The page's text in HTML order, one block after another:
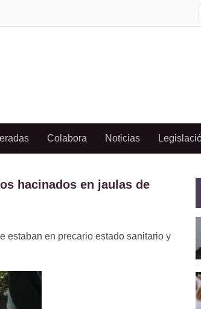
Colabora Noticias
hacinados en jaulas de
estaban en precario estado sanitario y